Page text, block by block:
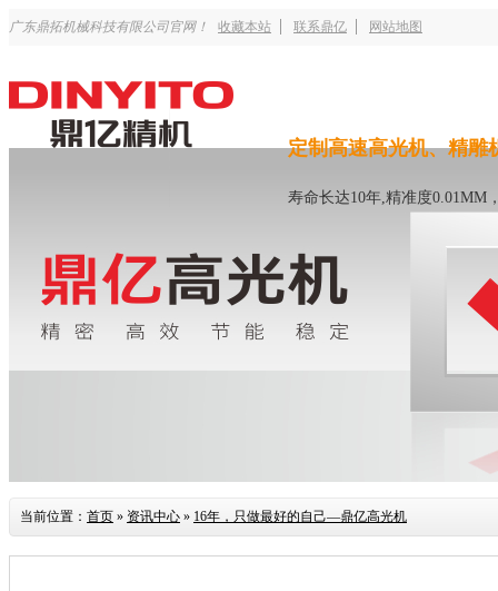
广东鼎拓机械科技有限公司官网！ 收藏本站 联系鼎亿 网站地图
定制高速高光机、精雕
寿命长达10年,精准度0.01MM
当前位置： 首页 » 资讯中心 » 16年，只做最好的自己—鼎亿高光机